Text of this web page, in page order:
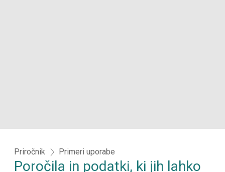
Priročnik Primeri uporabe
Poročila in podatki, ki jih lahko